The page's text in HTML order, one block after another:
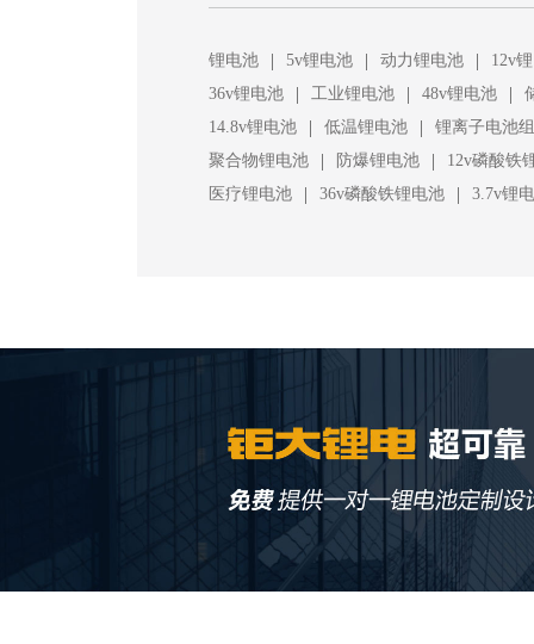
锂电池 | 5v锂电池 | 动力锂电池 |
12v
36v锂电池
| 工业锂电池 | 48v锂电池 |
14.8v锂电池
| 低温锂电池 |
锂离子电池组
聚合物锂电池
| 防爆锂电池 |
12v磷酸铁
医疗锂电池
| 36v磷酸铁锂电池 | 3.7v锂